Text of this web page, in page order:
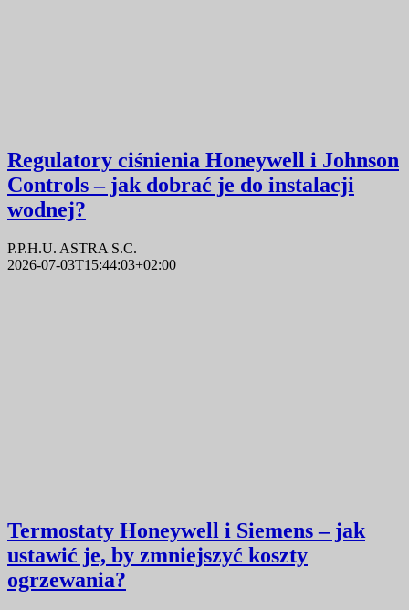
Regulatory ciśnienia Honeywell i Johnson
Controls – jak dobrać je do instalacji
wodnej?
P.P.H.U. ASTRA S.C.
2026-07-03T15:44:03+02:00
Termostaty Honeywell i Siemens – jak
ustawić je, by zmniejszyć koszty
ogrzewania?